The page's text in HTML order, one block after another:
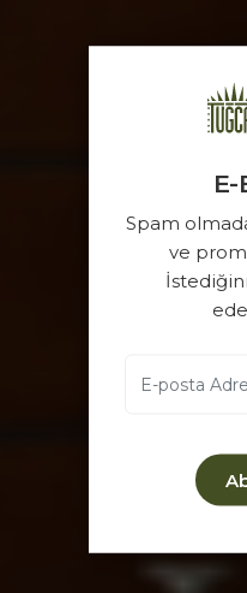
Spam
ve